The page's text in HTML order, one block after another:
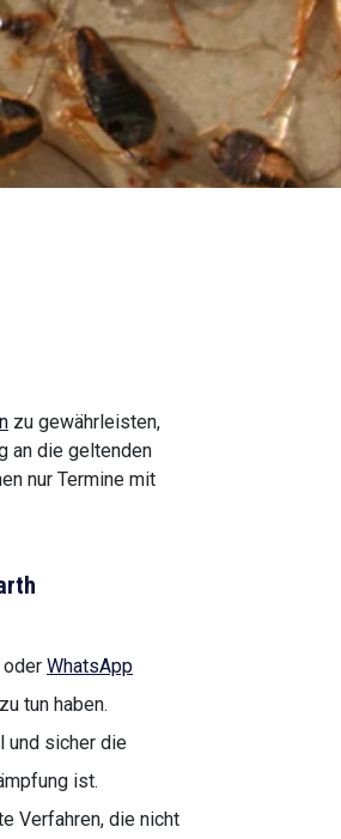
zu gewährleisten,
an die geltenden
nur Termine mit
oder WhatsApp
tun haben.
und sicher die
ist.
Verfahren, die nicht